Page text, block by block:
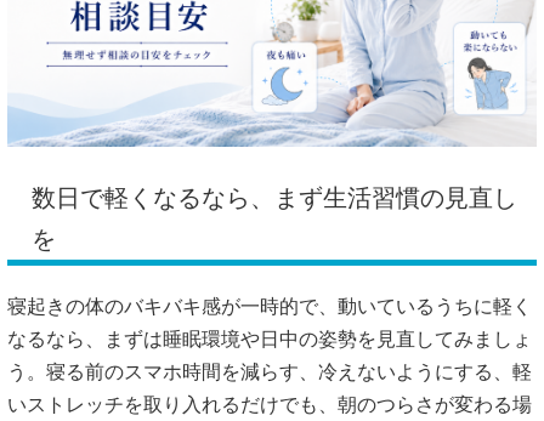
数日で軽くなるなら、まず生活習慣の見直し
を
寝起きの体のバキバキ感が一時的で、動いているうちに軽く
なるなら、まずは睡眠環境や日中の姿勢を見直してみましょ
う。寝る前のスマホ時間を減らす、冷えないようにする、軽
いストレッチを取り入れるだけでも、朝のつらさが変わる場